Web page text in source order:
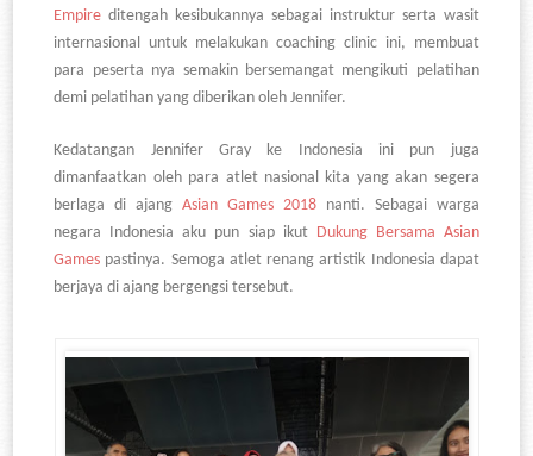
Empire ditengah kesibukannya sebagai instruktur serta wasit
internasional untuk melakukan coaching clinic ini, membuat
para peserta nya semakin bersemangat mengikuti pelatihan
demi pelatihan yang diberikan oleh Jennifer.
Kedatangan Jennifer Gray ke Indonesia ini pun juga
dimanfaatkan oleh para atlet nasional kita yang akan segera
berlaga di ajangAsian Games 2018nanti. Sebagai warga
negara Indonesia aku pun siap ikut Dukung Bersama Asian
Games pastinya. Semoga atlet renang artistik Indonesia dapat
berjaya di ajang bergengsi tersebut.